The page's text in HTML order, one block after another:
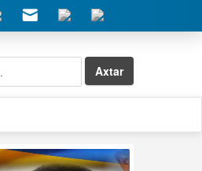
Axtar